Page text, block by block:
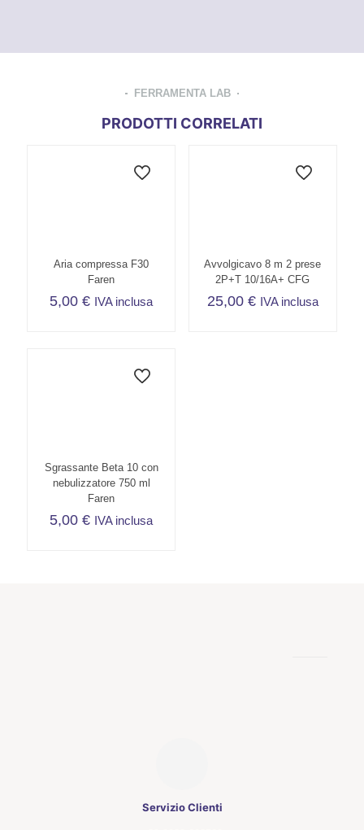
FERRAMENTA LAB
PRODOTTI CORRELATI
Aria compressa F30
Faren
5,00€ IVA inclusa
Avvolgicavo 8 m 2 prese
2P+T 10/16A+ CFG
25,00 € IVA inclusa
Sgrassante Beta 10 con
nebulizzatore 750 ml
Faren
5,00€ IVA inclusa
Servizio Clienti